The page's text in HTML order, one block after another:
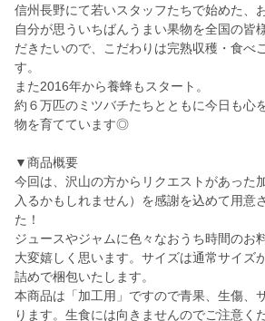
信州長野にて若いスタッフたちで始めた、
自分が思ういちばんうまい果物を全国の皆
だきたいので、こだわりは完熟収穫・食べ
す。
また2016年から養蜂もスタート。
約６万匹のミツバチたちとともに今日も心
物を育てています◎
▼商品概要
今回は、沢山の方からリクエストがあった
入るかもしれません）を感謝を込めて用意
た！
ジュースやジャムに色々なおうち時間のお
大変嬉しく思います。サイズは通常サイズ
詰めで梱包いたします。
本商品は「加工用」ですので青果、生傷、
ります。生食には向きませんのでご注意く